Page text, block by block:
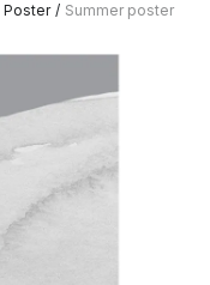
Poster / Summer poster